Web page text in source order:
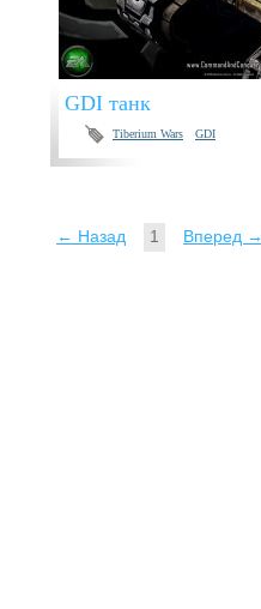
GDI танк
Tiberium Wars GDI
← Назад 1 Вперед →